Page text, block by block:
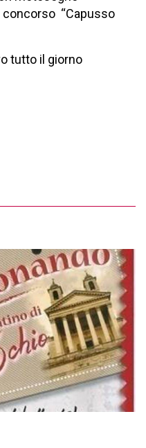
concorso “Capusso
tutto il giorno